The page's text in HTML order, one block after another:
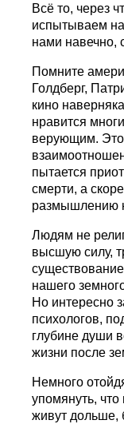
Всё то, через
испытываем на
нами навечно,
Помните
Голдберг,
кино
нравится
верующим.
пытается
смерти, а
размышлению
Людям не
высшую силу,
нашего
Но интересно
психологов,
глубине души
жизни после
Немного
упомянуть,
живут дольше,